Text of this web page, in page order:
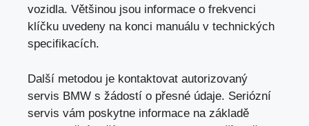
vozidla. Většinou jsou informace o frekvenci
klíčku uvedeny na konci manuálu v technických
specifikacích.
Další metodou je kontaktovat autorizovaný
servis BMW s žádostí o přesné údaje. Seriózní
servis vám poskytne informace na základě